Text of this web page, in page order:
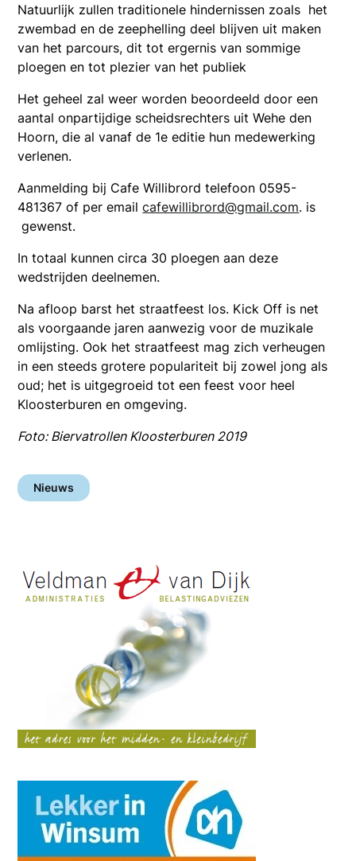
Natuurlijk zullen traditionele hindernissen zoals het
zwembad en de zeephelling deel blijven uit maken
van het parcours, dit tot ergernis van sommige
ploegen en tot plezier van het publiek
Het geheel zal weer worden beoordeeld door een
aantal onpartijdige scheidsrechters uit Wehe den
Hoorn, die al vanaf de 1e editie hun medewerking
verlenen.
Aanmelding bij Cafe Willibrord telefoon 0595-
481367 of per emailcafewillibrord@gmail.com. is
gewenst.
In totaal kunnen circa 30 ploegen aan deze
wedstrijden deelnemen.
Na afloop barst het straatfeest los. Kick Off is net
als voorgaande jaren aanwezig voor de muzikale
omlijsting. Ook het straatfeest mag zich verheugen
in een steeds grotere populariteit bij zowel jong als
oud; het is uitgegroeid tot een feest voor heel
Kloosterburen en omgeving.
Foto: Biervatrollen Kloosterburen 2019
Nieuws